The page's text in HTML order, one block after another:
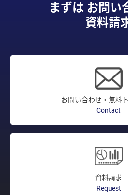
まずは お問い
資料請
お問い合わせ・無料
Contact
資料請求
Request